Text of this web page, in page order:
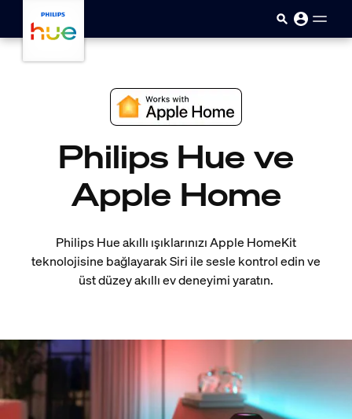
Philips Hue ve
Apple Home
Philips Hue akıllı ışıklarınızı Apple HomeKit
teknolojisine bağlayarak Siri ile sesle kontrol edin ve
üst düzey akıllı ev deneyimi yaratın.